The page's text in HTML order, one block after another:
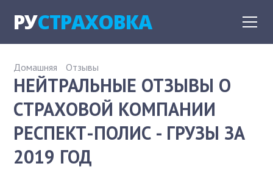
РУСТРАХОВКА
Домашняя Отзывы
НЕЙТРАЛЬНЫЕ ОТЗЫВЫ О
СТРАХОВОЙ КОМПАНИИ
РЕСПЕКТ-ПОЛИС - ГРУЗЫ ЗА
2019 ГОД